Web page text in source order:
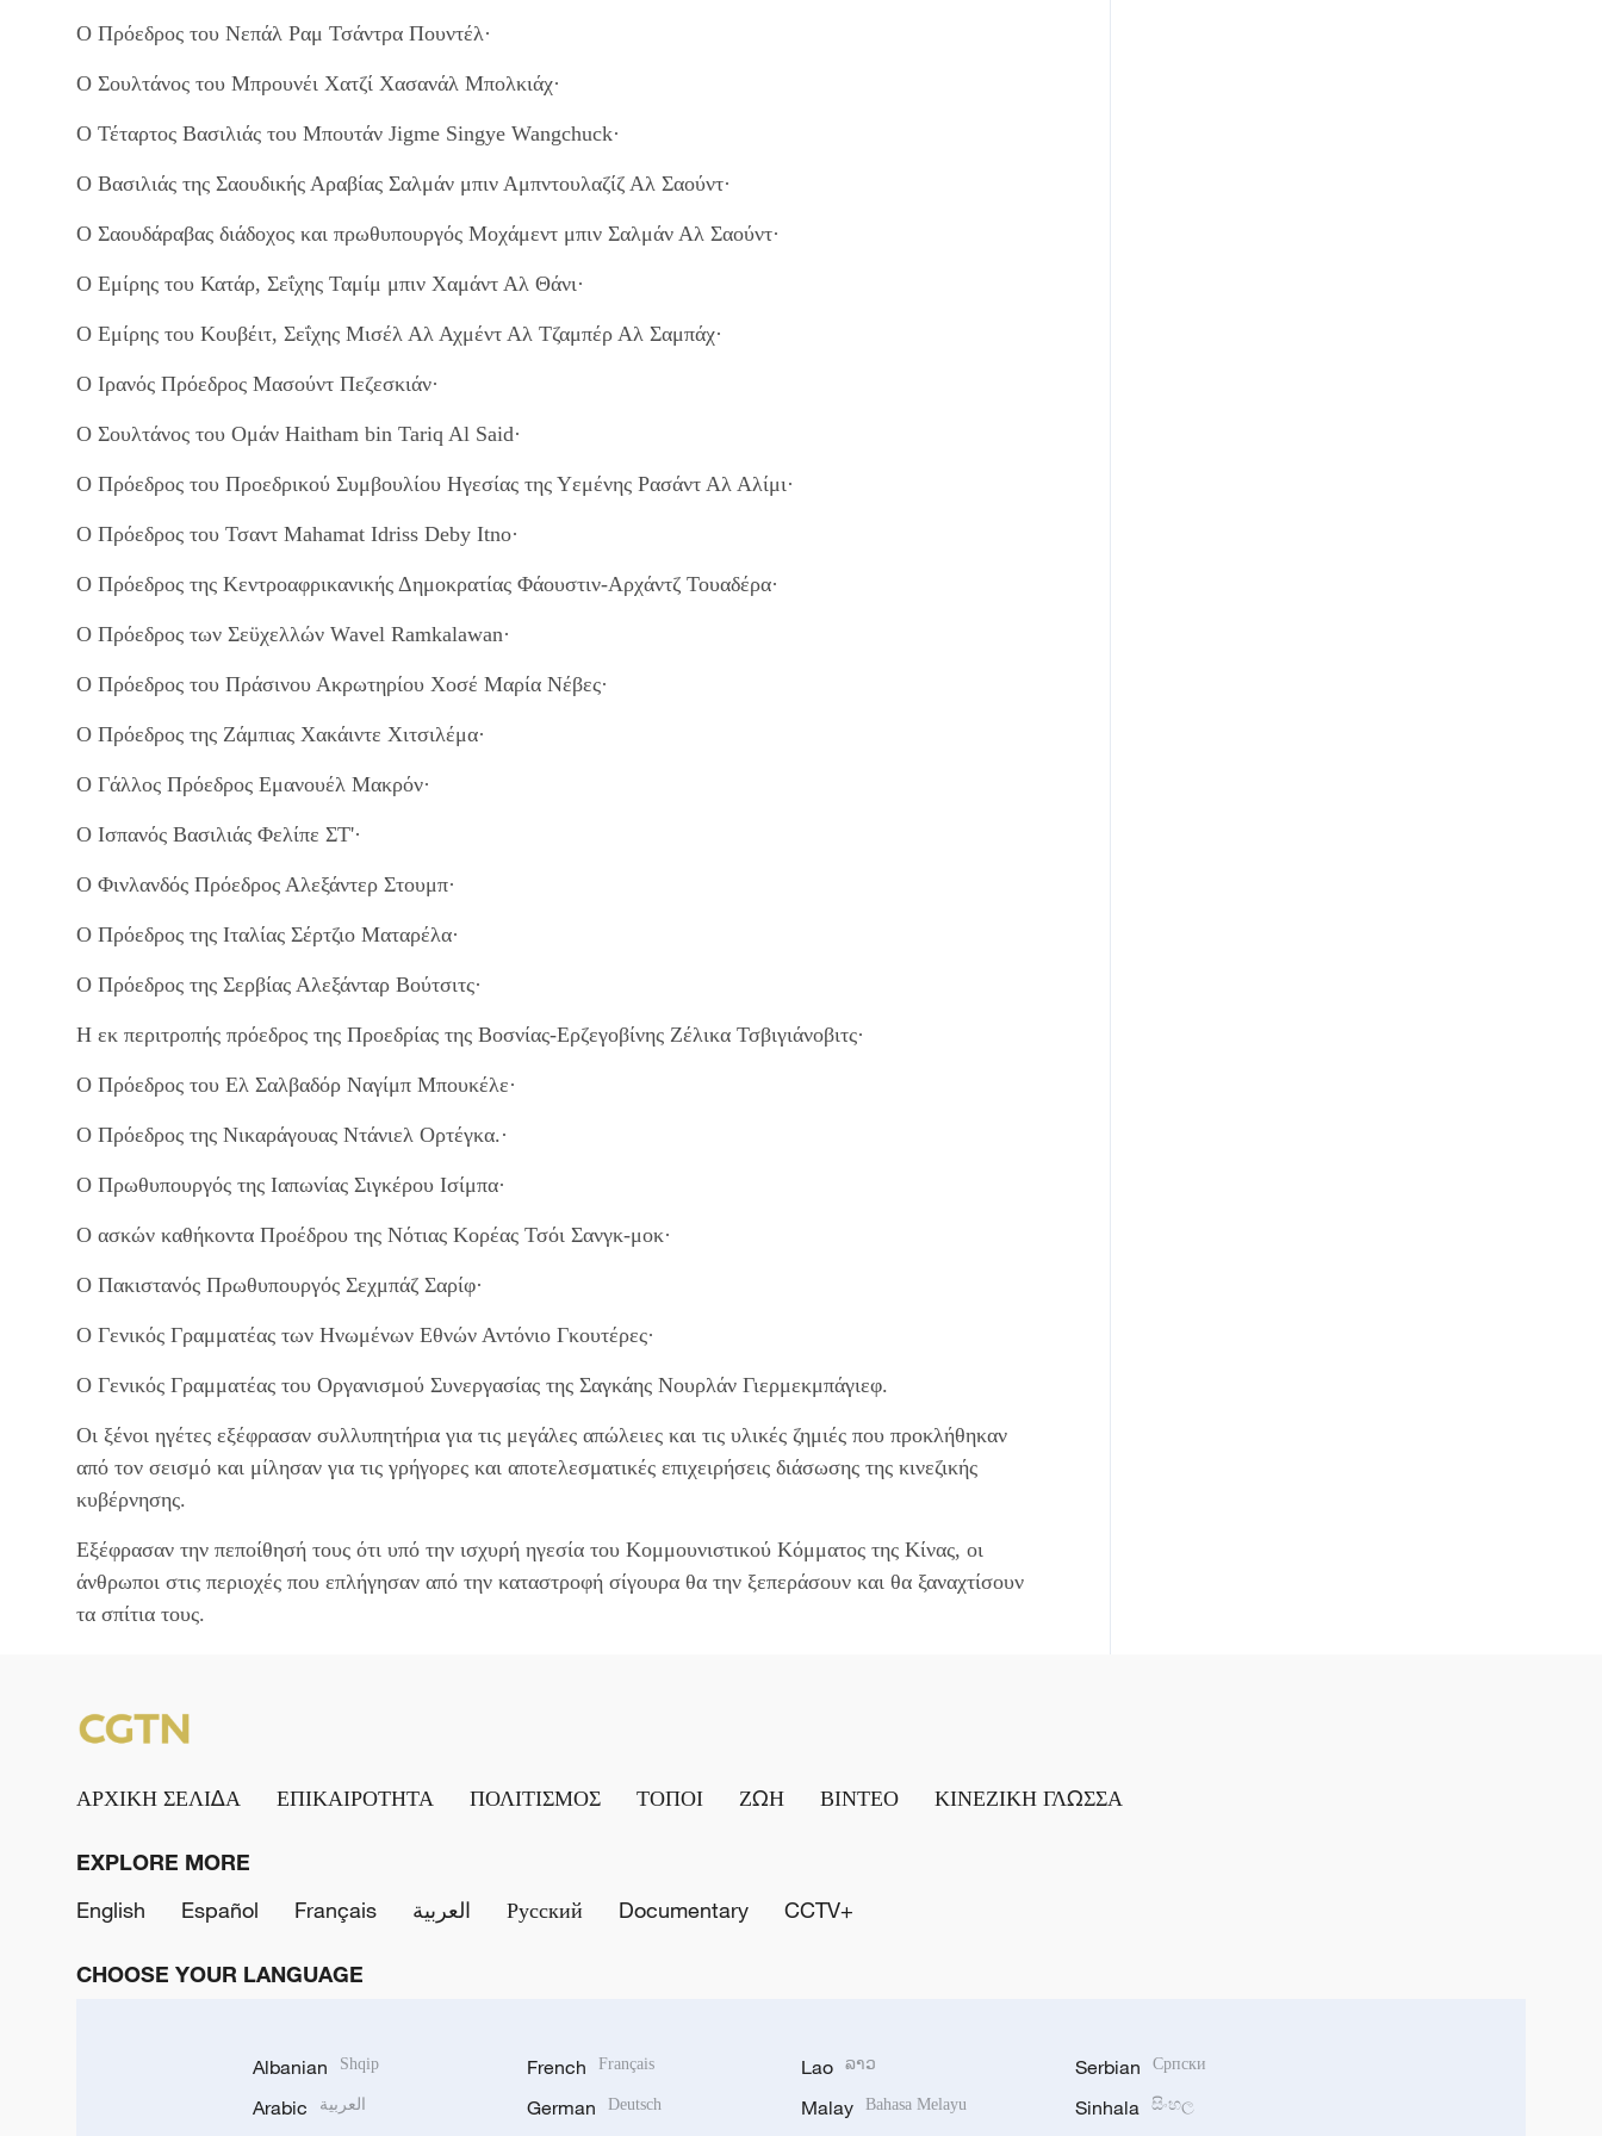
Ο Πρόεδρος του Νεπάλ Ραμ Τσάντρα Πουντέλ·
Ο Σουλτάνος του Μπρουνέι Χατζί Χασανάλ Μπολκιάχ·
Ο Τέταρτος Βασιλιάς του Μπουτάν Jigme Singye Wangchuck·
Ο Βασιλιάς της Σαουδικής Αραβίας Σαλμάν μπιν Αμπντουλαζίζ Αλ Σαούντ·
Ο Σαουδάραβας διάδοχος και πρωθυπουργός Μοχάμεντ μπιν Σαλμάν Αλ Σαούντ·
Ο Εμίρης του Κατάρ, Σεΐχης Ταμίμ μπιν Χαμάντ Αλ Θάνι·
Ο Εμίρης του Κουβέιτ, Σεΐχης Μισέλ Αλ Αχμέντ Αλ Τζαμπέρ Αλ Σαμπάχ·
Ο Ιρανός Πρόεδρος Μασούντ Πεζεσκιάν·
Ο Σουλτάνος του Ομάν Haitham bin Tariq Al Said·
Ο Πρόεδρος του Προεδρικού Συμβουλίου Ηγεσίας της Υεμένης Ρασάντ Αλ Αλίμι·
Ο Πρόεδρος του Τσαντ Mahamat Idriss Deby Itno·
Ο Πρόεδρος της Κεντροαφρικανικής Δημοκρατίας Φάουστιν-Αρχάντζ Τουαδέρα·
Ο Πρόεδρος των Σεϋχελλών Wavel Ramkalawan·
Ο Πρόεδρος του Πράσινου Ακρωτηρίου Χοσέ Μαρία Νέβες·
Ο Πρόεδρος της Ζάμπιας Χακάιντε Χιτσιλέμα·
Ο Γάλλος Πρόεδρος Εμανουέλ Μακρόν·
Ο Ισπανός Βασιλιάς Φελίπε ΣΤ'·
Ο Φινλανδός Πρόεδρος Αλεξάντερ Στουμπ·
Ο Πρόεδρος της Ιταλίας Σέρτζιο Ματαρέλα·
Ο Πρόεδρος της Σερβίας Αλεξάνταρ Βούτσιτς·
Η εκ περιτροπής πρόεδρος της Προεδρίας της Βοσνίας-Ερζεγοβίνης Ζέλικα Τσβιγιάνοβιτς·
Ο Πρόεδρος του Ελ Σαλβαδόρ Ναγίμπ Μπουκέλε·
Ο Πρόεδρος της Νικαράγουας Ντάνιελ Ορτέγκα.·
Ο Πρωθυπουργός της Ιαπωνίας Σιγκέρου Ισίμπα·
Ο ασκών καθήκοντα Προέδρου της Νότιας Κορέας Τσόι Σανγκ-μοκ·
Ο Πακιστανός Πρωθυπουργός Σεχμπάζ Σαρίφ·
Ο Γενικός Γραμματέας των Ηνωμένων Εθνών Αντόνιο Γκουτέρες·
Ο Γενικός Γραμματέας του Οργανισμού Συνεργασίας της Σαγκάης Νουρλάν Γιερμεκμπάγιεφ.
Οι ξένοι ηγέτες εξέφρασαν συλλυπητήρια για τις μεγάλες απώλειες και τις υλικές ζημιές που προκλήθηκαν
από τον σεισμό και μίλησαν για τις γρήγορες και αποτελεσματικές επιχειρήσεις διάσωσης της κινεζικής
κυβέρνησης.
Εξέφρασαν την πεποίθησή τους ότι υπό την ισχυρή ηγεσία του Κομμουνιστικού Κόμματος της Κίνας, οι
άνθρωποι στις περιοχές που επλήγησαν από την καταστροφή σίγουρα θα την ξεπεράσουν και θα ξαναχτίσουν
τα σπίτια τους.
ΑΡΧΙΚΗ ΣΕΛΙΔΑ ΕΠΙΚΑΙΡΟΤΗΤΑ ΠΟΛΙΤΙΣΜΟΣ ΤΟΠΟΙ ΖΩΗ ΒΙΝΤΕΟ ΚΙΝΕΖΙΚΗ ΓΛΩΣΣΑ
EXPLORE MORE
English
Español Français العربية Русский Documentary CCTV+
CHOOSE YOUR LANGUAGE
Albanian Shqip
Arabic العربية
French Français
German Deutsch
Lao ລາວ
Malay Bahasa Melayu
Serbian Српски
Sinhala සිංහල